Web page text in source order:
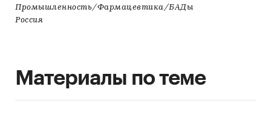
Промышленность/Фармацевтика/БАДы
Россия
Материалы по теме